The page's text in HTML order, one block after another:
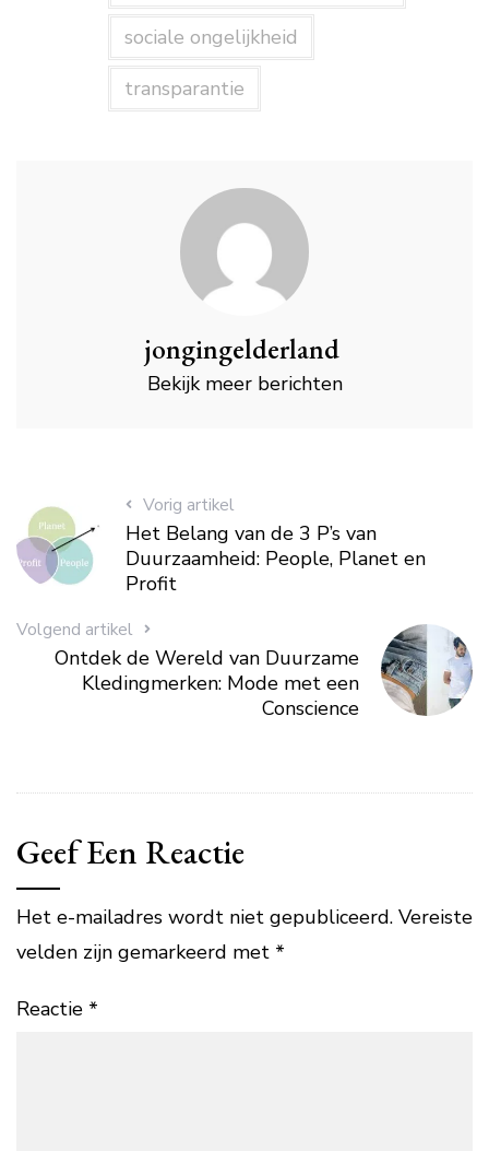
sociale ongelijkheid
transparantie
jongingelderland
Bekijk meer berichten
Vorig artikel
Het Belang van de 3 P’s van
Duurzaamheid: People, Planet en
Profit
Volgend artikel
Ontdek de Wereld van Duurzame
Kledingmerken: Mode met een
Conscience
Geef Een Reactie
Het e-mailadres wordt niet gepubliceerd. Vereiste
velden zijn gemarkeerd met *
Reactie *